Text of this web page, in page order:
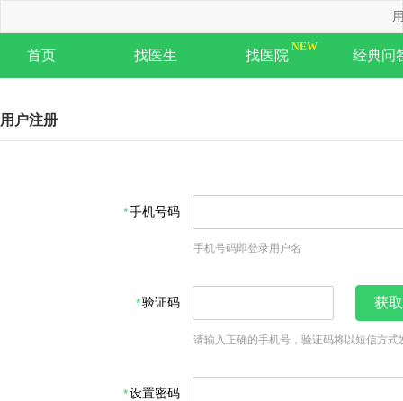
首页 找医生 找医院 经典问
用户注册
手机号码
手机号码即登录用户名
验证码 获
请输入正确的手机号，验证码将以短信方式
设置密码